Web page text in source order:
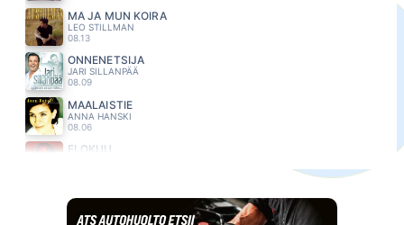
MÄ JA MUN KOIRA
LEO STILLMAN
08.13
ONNENETSIJA
JARI SILLANPÄÄ
08.09
MAALAISTIE
ANNA HANSKI
08.06
ELOKUU
IRWIN
07.56